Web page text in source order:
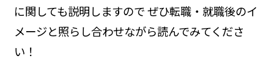
に関しても説明しますので ぜひ転職・就職後のイ
メージと照らし合わせながら読んでみてくださ
い！